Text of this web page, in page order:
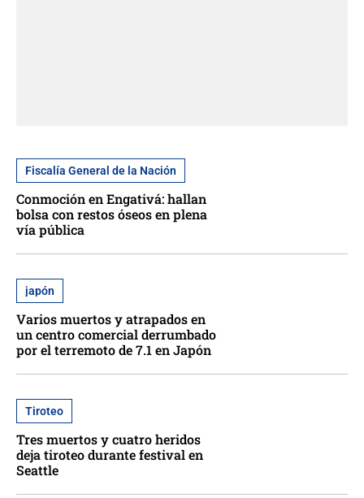
Fiscalía General de la Nación
Conmoción en Engativá: hallan
bolsa con restos óseos en plena
vía pública
japón
Varios muertos y atrapados en
un centro comercial derrumbado
por el terremoto de 7.1 en Japón
Tiroteo
Tres muertos y cuatro heridos
deja tiroteo durante festival en
Seattle